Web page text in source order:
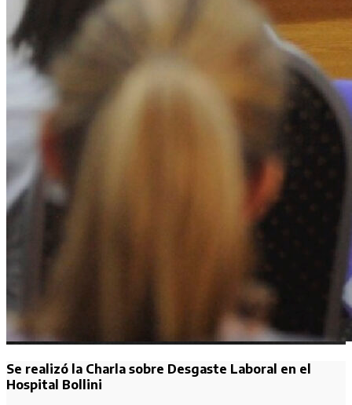
Se realizó la Charla sobre Desgaste Laboral en el
Hospital Bollini